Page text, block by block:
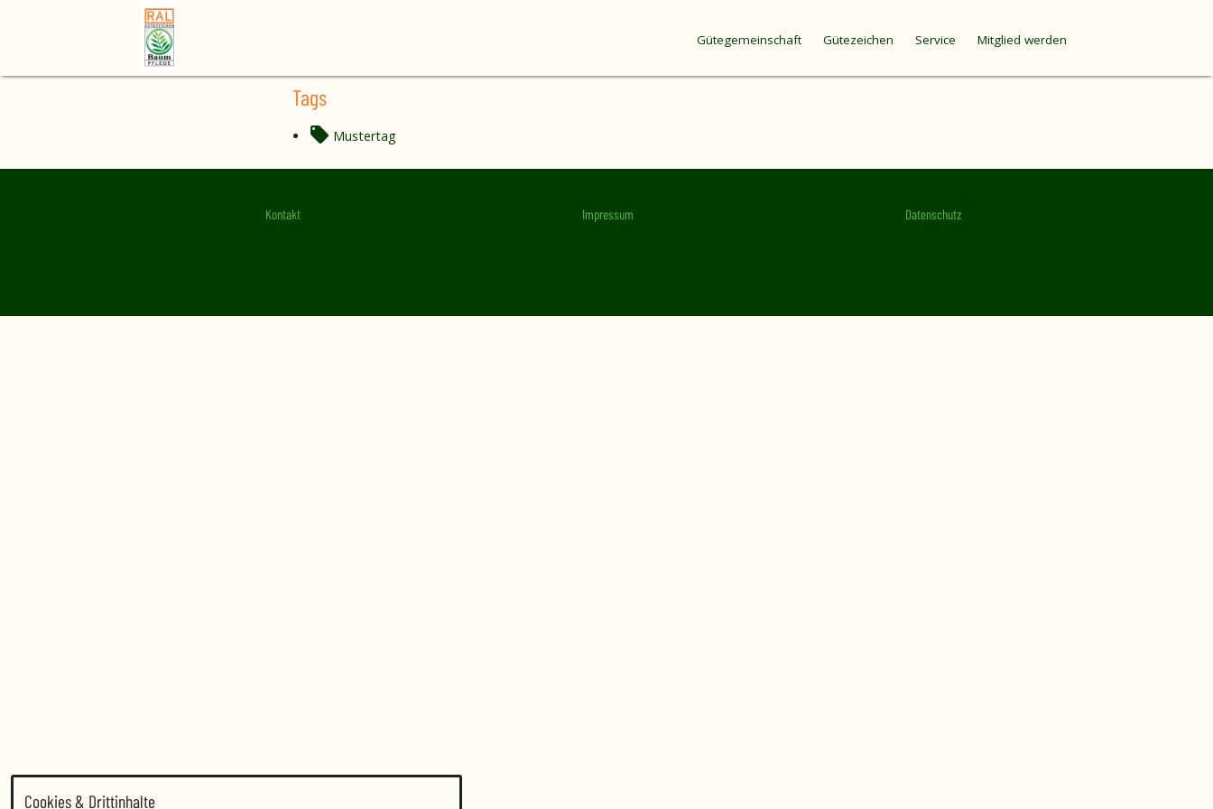
Gütegemeinschaft Gütezeichen Service Mitglied werden
Home
Tags
Mustertag
Kontakt Impressum Datenschutz
Cookies & Drittinhalte